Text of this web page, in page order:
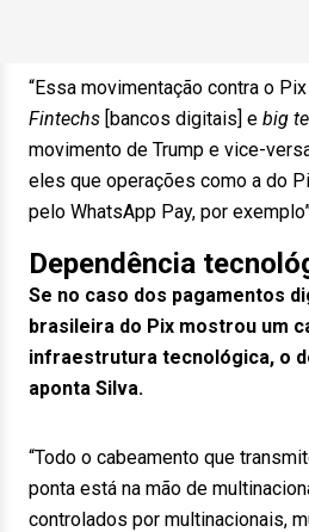
“Essa movimentação contra o
Fintechs [bancos digitais] e big
movimento de Trump e vice-
eles que operações como a do
pelo WhatsApp Pay, por
Dependência
Se no caso dos pagamentos
brasileira do Pix mostrou um
infraestrutura tecnológica, o
aponta Silva.
“Todo o cabeamento que
ponta está na mão de
controlados por multinacionais,